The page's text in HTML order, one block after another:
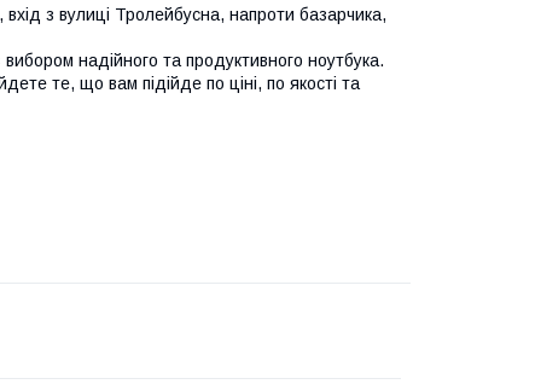
з вулиці Тролейбусна, напроти базарчика,
надійного та продуктивного ноутбука.
те, що вам підійде по ціні, по якості та